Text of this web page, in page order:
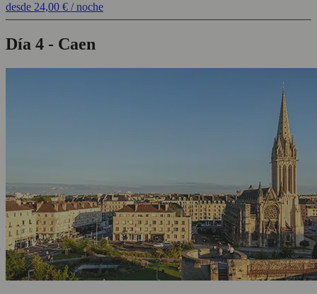
desde 24,00 € / noche
Día 4 - Caen